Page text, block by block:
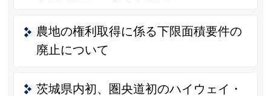
農地の権利取得に係る下限面積要件の
廃止について
茨城県内初、圏央道初のハイウェイ・